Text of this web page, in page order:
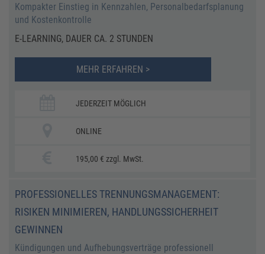
Kompakter Einstieg in Kennzahlen, Personalbedarfsplanung
und Kostenkontrolle
E-LEARNING, DAUER CA. 2 STUNDEN
MEHR ERFAHREN >
JEDERZEIT MÖGLICH
ONLINE
195,00 € zzgl. MwSt.
PROFESSIONELLES TRENNUNGSMANAGEMENT:
RISIKEN MINIMIEREN, HANDLUNGSSICHERHEIT
GEWINNEN
Kündigungen und Aufhebungsverträge professionell